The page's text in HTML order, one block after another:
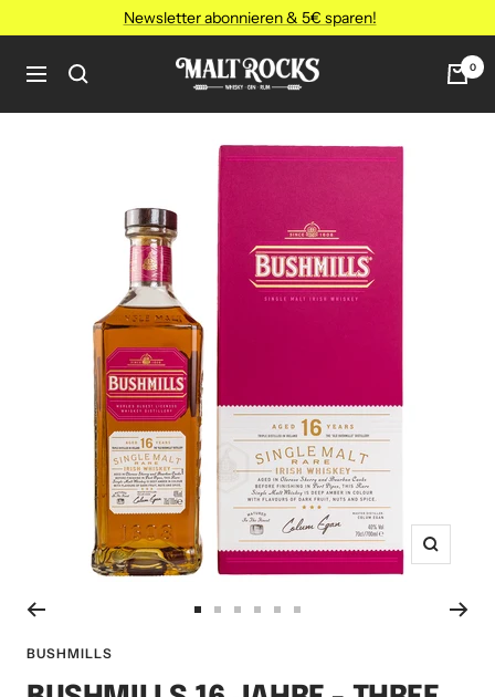
zum
Inhalt
Newsletter abonnieren & 5€ sparen!
Navigation
MALT
ROCKS
0
Zoom
BUSHMILLS